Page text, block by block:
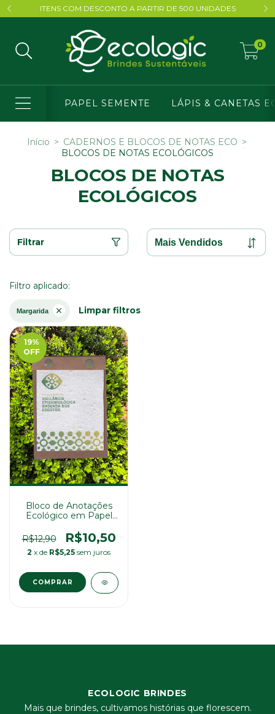
ITENS COM DESCONTO A PARTIR DE 500 UNIDADES
0
PAPEL SEMENTE LÁPIS & CANETAS
Início > CADERNOS E BLOCOS DE NOTAS ECO >
BLOCOS DE NOTAS ECOLÓGICOS
BLOCOS DE NOTAS
ECOLÓGICOS
Filtrar
Filtro aplicado:
Margarida Limpar filtros
19%
OFF
Bloco de Anotações
Ecológico em Papel
R$12,90
R$10,50
2 x de R$5,25 sem juros
COMPRAR
ECOLOGIC BRINDES
Mais que brindes, cultivamos histórias que florescem.